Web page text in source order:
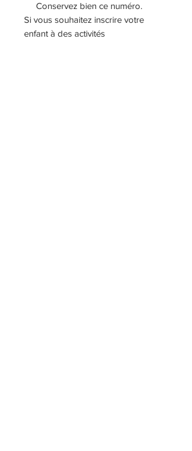
Conservez bien ce numéro.
Si vous souhaitez inscrire votre
enfant à des activités